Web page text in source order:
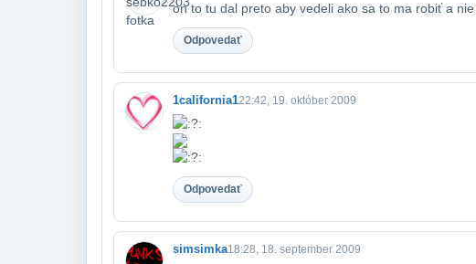
on to tu dal preto aby vedeli ako sa to ma robiť a
Odpovedať
1california122:42, 19. október 2009
Odpovedať
simsimka18:28, 18. september 2009